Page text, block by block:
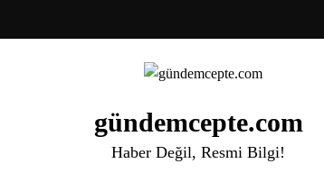
gündemcepte.com
Haber Değil, Resmi Bilgi!